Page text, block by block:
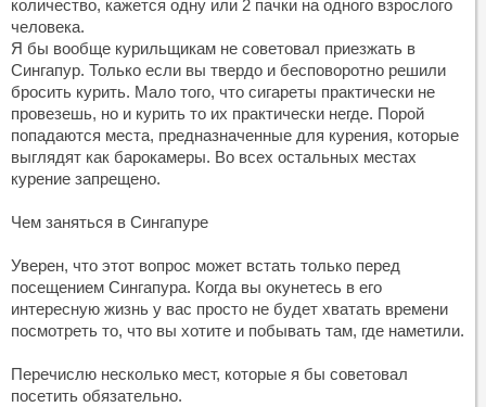
количество, кажется одну или 2 пачки на одного взрослого
человека.
Я бы вообще курильщикам не советовал приезжать в
Сингапур. Только если вы твердо и бесповоротно решили
бросить курить. Мало того, что сигареты практически не
провезешь, но и курить то их практически негде. Порой
попадаются места, предназначенные для курения, которые
выглядят как барокамеры. Во всех остальных местах
курение запрещено.
Чем заняться в Сингапуре
Уверен, что этот вопрос может встать только перед
посещением Сингапура. Когда вы окунетесь в его
интересную жизнь у вас просто не будет хватать времени
посмотреть то, что вы хотите и побывать там, где наметили.
Перечислю несколько мест, которые я бы советовал
посетить обязательно.